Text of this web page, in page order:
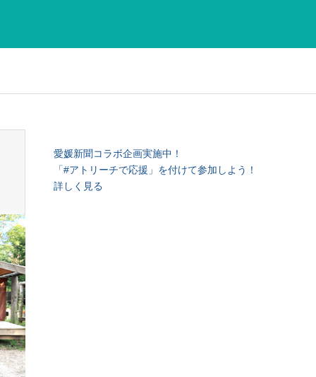
愛媛新聞コラボ企画実施中！
「#アトリーチで応援」を付けて参加しよう！
詳しく見る